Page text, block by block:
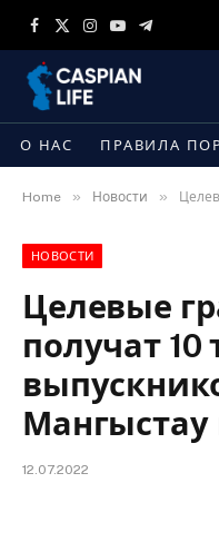
Facebook
X
Instagram
YouTubeTelegram
О НАС ПРАВИЛА
Home » Новости » Целевые
НОВОСТИ
Целевые
получат 10
12.07.2022